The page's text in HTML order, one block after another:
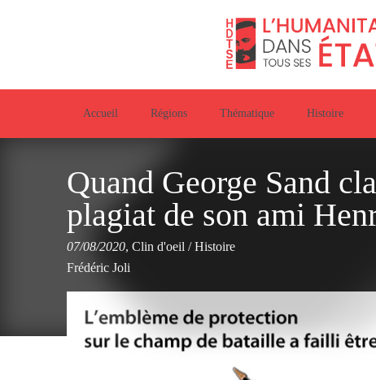
Accueil Régions Thématique Histoire
Quand George Sand
plagiat de son ami
07/08/2020, Clin d'oeil /Histoire
Frédéric Joli